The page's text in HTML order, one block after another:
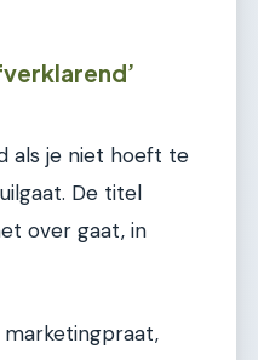
als je niet hoeft te
De titel
over gaat, in